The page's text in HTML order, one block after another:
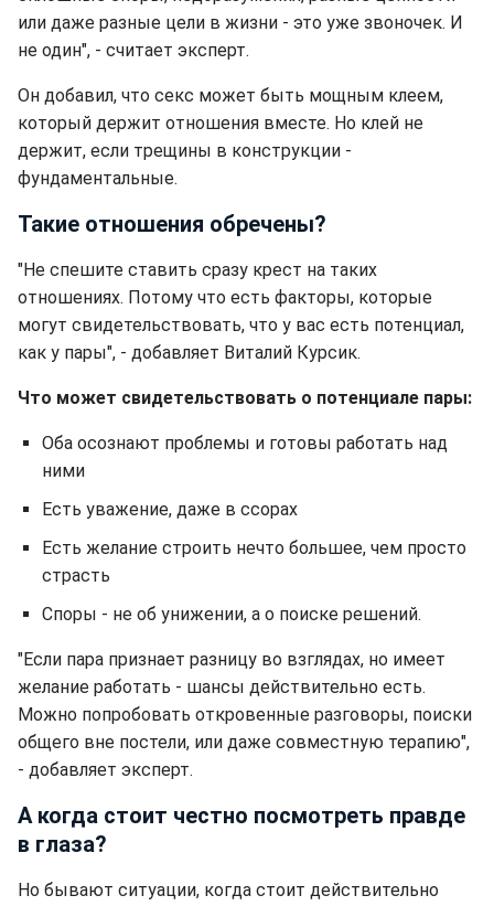
или даже разные цели в жизни - это уже звоночек. И
не один", - считает эксперт.
Он добавил, что секс может быть мощным клеем,
который держит отношения вместе. Но клей не
держит, если трещины в конструкции -
фундаментальные.
Такие отношения обречены?
"Не спешите ставить сразу крест на таких
отношениях. Потому что есть факторы, которые
могут свидетельствовать, что у вас есть потенциал,
как у пары", - добавляет Виталий Курсик.
Что может свидетельствовать о потенциале пары:
Оба осознают проблемы и готовы работать над
ними
Есть уважение, даже в ссорах
Есть желание строить нечто большее, чем просто
страсть
Споры - не об унижении, а о поиске решений.
"Если пара признает разницу во взглядах, но имеет
желание работать - шансы действительно есть.
Можно попробовать откровенные разговоры, поиски
общего вне постели, или даже совместную терапию",
- добавляет эксперт.
А когда стоит честно посмотреть правде
в глаза?
Но бывают ситуации, когда стоит действительно